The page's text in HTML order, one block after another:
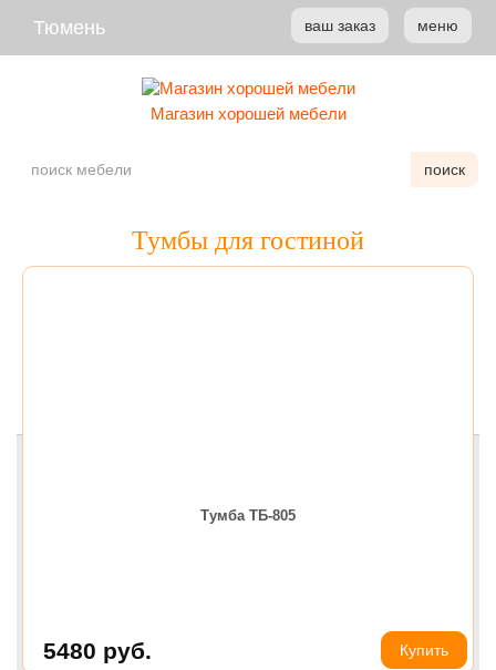
ваш заказ меню
Тюмень
Магазин хорошей мебели
поиск
Тумбы для гостиной
Тумба ТБ-805
5480 руб. Купить